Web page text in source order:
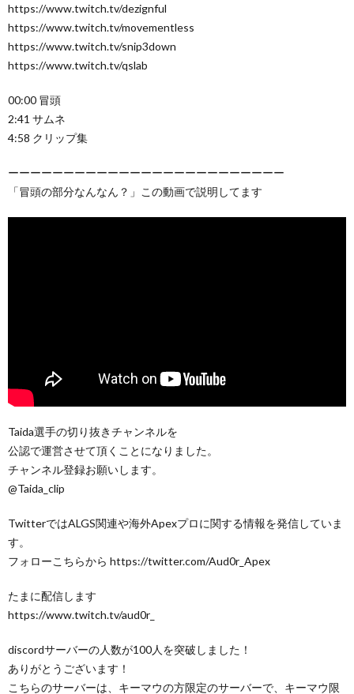
https://www.twitch.tv/dezignful
https://www.twitch.tv/movementless
https://www.twitch.tv/snip3down
https://www.twitch.tv/qslab
00:00 冒頭
2:41 サムネ
4:58 クリップ集
ーーーーーーーーーーーーーーーーーーーーーーーーー
「冒頭の部分なんなん？」この動画で説明してます
Taida選手の切り抜きチャンネルを
公認で運営させて頂くことになりました。
チャンネル登録お願いします。
@Taida_clip
TwitterではALGS関連や海外Apexプロに関する情報を発信していま
す。
フォローこちらから https://twitter.com/Aud0r_Apex
たまに配信します
https://www.twitch.tv/aud0r_
discordサーバーの人数が100人を突破しました！
ありがとうございます！
こちらのサーバーは、キーマウの方限定のサーバーで、キーマウ限